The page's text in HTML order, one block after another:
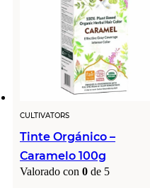
CULTIVATORS
Tinte Orgánico –
Caramelo 100g
Valorado con 0 de 5